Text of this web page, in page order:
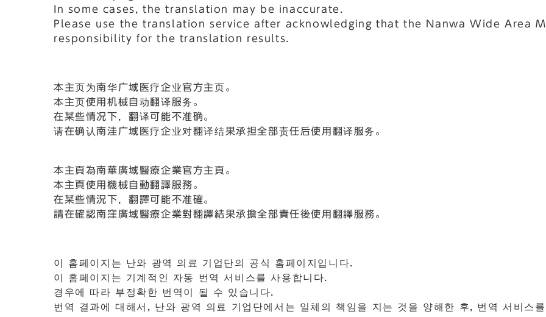
In some cases, the translation may be inaccurate.
Please use the translation service after acknowledging that the Nanwa Wide Area
responsibility for the translation results.
本主页为南华广域医疗企业官方主页。
本主页使用机械自动翻译服务。
在某些情况下，翻译可能不准确。
请在确认南洼广域医疗企业对翻译结果承担全部责任后使用翻译服务。
本主頁為南華廣域醫療企業官方主頁。
本主頁使用機械自動翻譯服務。
在某些情況下，翻譯可能不准確。
請在確認南窪廣域醫療企業對翻譯結果承擔全部責任後使用翻譯服務。
이 홈페이지는 난와 광역 의료 기업단의 공식 홈페이지입니다.
이 홈페이지는 기계적인 자동 번역 서비스를 사용합니다.
경우에 따라 부정확한 번역이 될 수 있습니다.
번역 결과에 대해서, 난와 광역 의료 기업단에서는 일체의 책임을 지는 것을 양해한 후, 번역 서비스를